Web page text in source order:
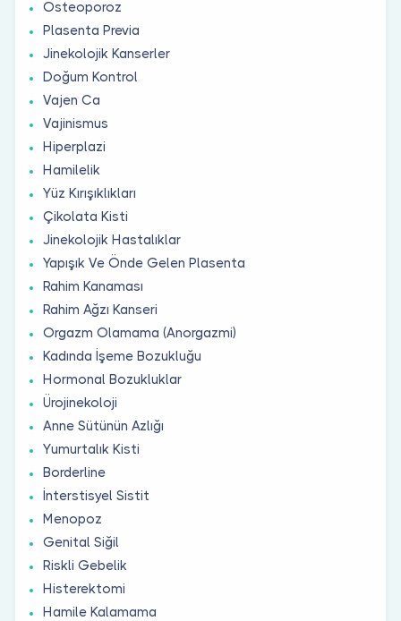
Osteoporoz
Plasenta Previa
Jinekolojik Kanserler
Doğum Kontrol
Vajen Ca
Vajinismus
Hiperplazi
Hamilelik
Yüz Kırışıklıkları
Çikolata Kisti
Jinekolojik Hastalıklar
Yapışık Ve Önde Gelen Plasenta
Rahim Kanaması
Rahim Ağzı Kanseri
Orgazm Olamama (Anorgazmi)
Kadında İşeme Bozukluğu
Hormonal Bozukluklar
Ürojinekoloji
Anne Sütünün Azlığı
Yumurtalık Kisti
Borderline
İnterstisyel Sistit
Menopoz
Genital Siğil
Riskli Gebelik
Histerektomi
Hamile Kalamama